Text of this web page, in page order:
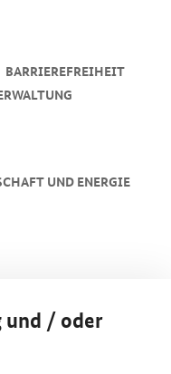
UND ENERGIE
BARRIEREFREIHEIT
und / oder